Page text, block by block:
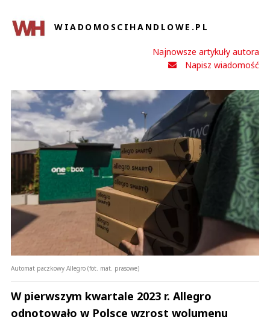
WIADOMOSCIHANDLOWE.PL
Najnowsze artykuły autora
Napisz wiadomość
Automat paczkowy Allegro (fot. mat. prasowe)
W pierwszym kwartale 2023 r. Allegro
odnotowało w Polsce wzrost wolumenu